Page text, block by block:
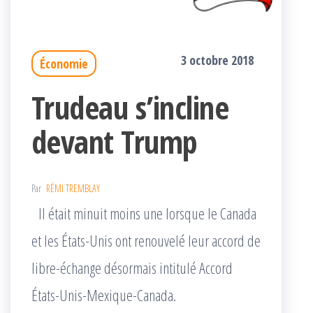
Économie 3 octobre 2018
Trudeau s’incline
devant Trump
Par RÉMI TREMBLAY
Il était minuit moins une lorsque le Canada
et les États-Unis ont renouvelé leur accord de
libre-échange désormais intitulé Accord
États-Unis-Mexique-Canada.